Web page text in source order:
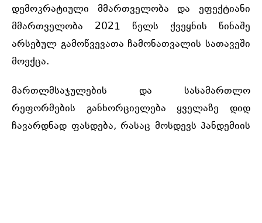
დემოკრატიული მმართველობა და ეფექტიანი
მმართველობა 2021 წელს ქვეყნის წინაშე
არსებულ გამოწვევათა ჩამონათვალის სათავეში
მოექცა.
მართლმსაჯულების და სასამართლო
რეფორმების განხორციელება ყველაზე დიდ
ჩავარდნად ფასდება, რასაც მოსდევს პანდემიის